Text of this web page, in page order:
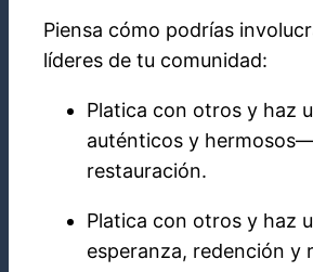
Piensa cómo podrías
líderes de tu comunidad:
Platica con otros y haz
auténticos y
restauración.
Platica con otros y haz
esperanza, redención y